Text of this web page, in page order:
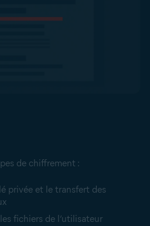
de chiffrement :
privée et le transfert des
fichiers de l’utilisateur